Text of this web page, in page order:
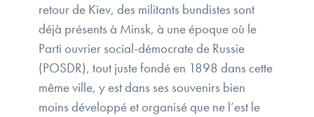
retour de Kiev, des militants bundistes sont
déjà présents à Minsk, à une époque où le
Parti ouvrier social-démocrate de Russie
(POSDR), tout juste fondé en 1898 dans cette
même ville, y est dans ses souvenirs bien
moins développé et organisé que ne l’est le